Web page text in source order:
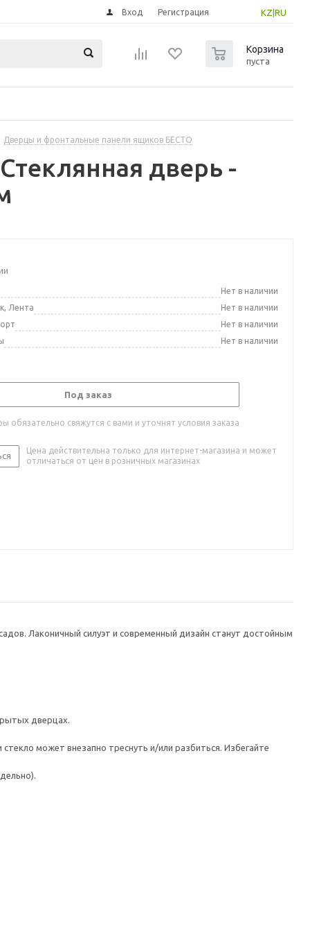
KZ RU
Вход Регистрация
Корзина
пуста
Дверцы и фронтальные панели ящиков БЕСТО
дверь -
Нет в наличии
Лента
Нет в наличии
Нет в наличии
Нет в наличии
Под заказ
обязательно свяжутся с вами и уточнят условия заказа
Цена действительна только для интернет-магазина и может
отличаться от цен в розничных магазинах
Лаконичный силуэт и современный дизайн станут достойным
дверцах.
может внезапно треснуть и/или разбиться. Избегайте